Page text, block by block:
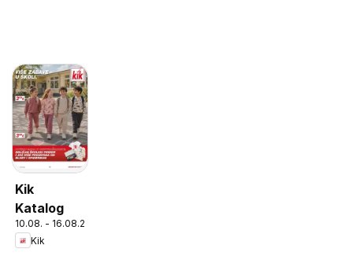
Kik
Katalog
10.08. - 16.08.2026
Kik